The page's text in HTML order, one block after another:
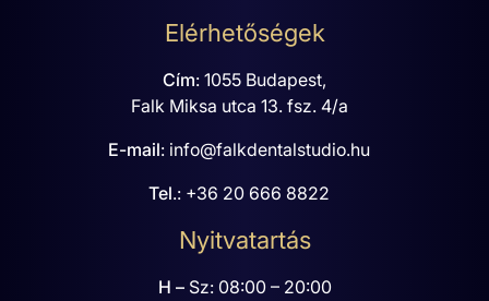
Elérhetőségek
Cím: 1055 Budapest,
Falk Miksa utca 13. fsz. 4/a
E-mail: info@falkdentalstudio.hu
Tel.: +36 20 666 8822
Nyitvatartás
H – Sz: 08:00 – 20:00